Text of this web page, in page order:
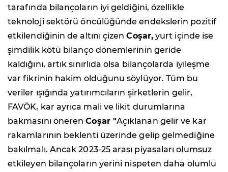
tarafında bilançoların iyi geldiğini, özellikle
teknoloji sektörü öncülüğünde endekslerin pozitif
etkilendiğinin de altını çizenCoşar,yurt içinde ise
şimdilik kötü bilanço dönemlerinin geride
kaldığını, artık sınırlıda olsa bilançolarda iyileşme
var fikrinin hakim olduğunu söylüyor. Tüm bu
veriler ışığında yatırımcıların şirketlerin gelir,
FAVÖK, kar ayrıca mali ve likit durumlarına
bakmasını önerenCoşar "Açıklanan gelir ve kar
rakamlarının beklenti üzerinde gelip gelmediğine
bakılmalı. Ancak 2023-25 arası piyasaları olumsuz
etkileyen bilançoların yerini nispeten daha olumlu